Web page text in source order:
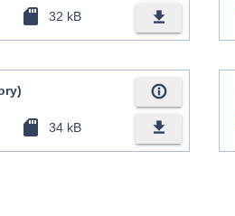
sd_card 32 kB file_download
sd_card 34 kB
info_outline
file_download